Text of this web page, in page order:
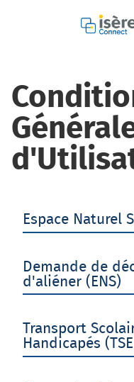
Espace Naturel
Demande de
d'aliéner (ENS)
Transport
Handicapés